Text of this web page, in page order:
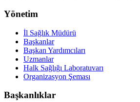
Yönetim
İl Sağlık Müdürü
Başkanlar
Başkan Yardımcıları
Uzmanlar
Halk Sağlığı Laboratuvarı
Organizasyon Şeması
Başkanlıklar